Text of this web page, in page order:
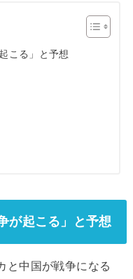
こる」と予想
が起こる」と予想
と中国が戦争になる